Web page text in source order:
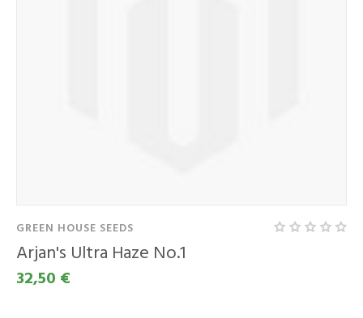
GREEN HOUSE SEEDS
Arjan's Ultra Haze No.1
32,50 €